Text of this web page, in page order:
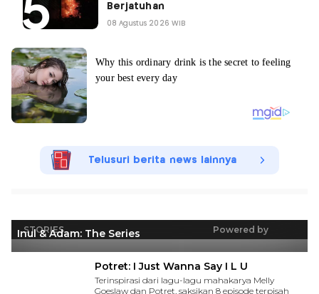
Berjatuhan
08 Agustus 2026 WIB
Telusuri berita news lainnya